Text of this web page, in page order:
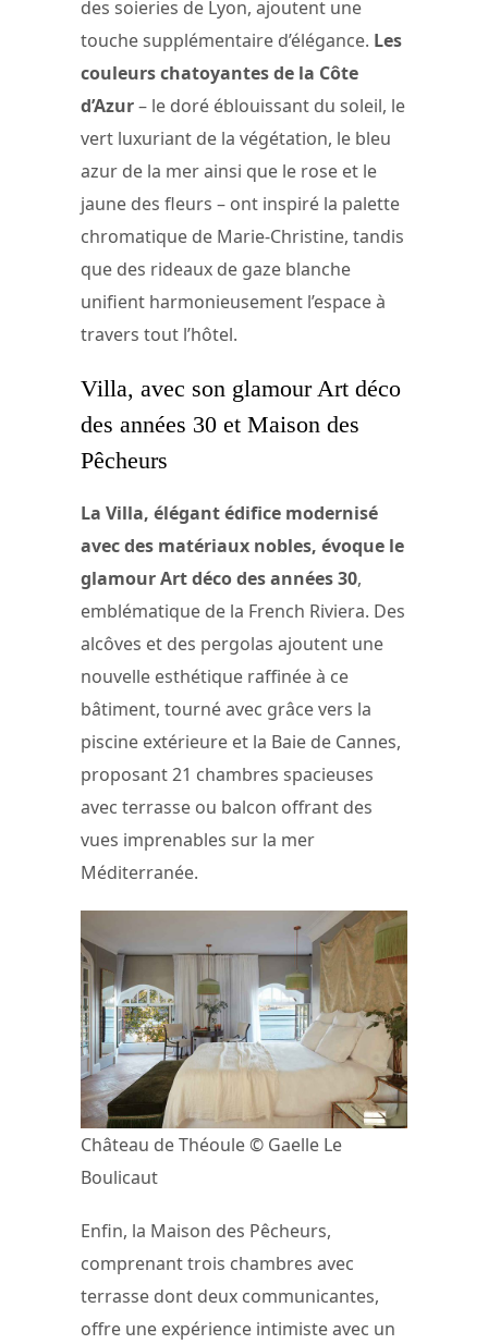
des soieries de Lyon, ajoutent une
touche supplémentaire d’élégance. Les
couleurs chatoyantes de la Côte
d’Azur– le doré éblouissant du soleil, le
vert luxuriant de la végétation, le bleu
azur de la mer ainsi que le rose et le
jaune des fleurs – ont inspiré la palette
chromatique de Marie-Christine, tandis
que des rideaux de gaze blanche
unifient harmonieusement l’espace à
travers tout l’hôtel.
Villa, avec son glamour Art déco
des années 30 et Maison des
Pêcheurs
La Villa, élégant édifice modernisé
avec des matériaux nobles, évoque le
glamour Art déco des années 30,
emblématique de la French Riviera. Des
alcôves et des pergolas ajoutent une
nouvelle esthétique raffinée à ce
bâtiment, tourné avec grâce vers la
piscine extérieure et la Baie de Cannes,
proposant 21 chambres spacieuses
avec terrasse ou balcon offrant des
vues imprenables sur la mer
Méditerranée.
Château de Théoule © Gaelle Le
Boulicaut
Enfin, la Maison des Pêcheurs,
comprenant trois chambres avec
terrasse dont deux communicantes,
offre une expérience intimiste avec un